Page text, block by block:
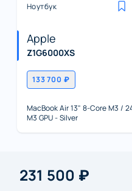
Ноутбук
Apple
Z1G6000XS
133 700 ₽
MacBook Air 13" 8-Core M3 /
M3 GPU - Silver
231 500 ₽